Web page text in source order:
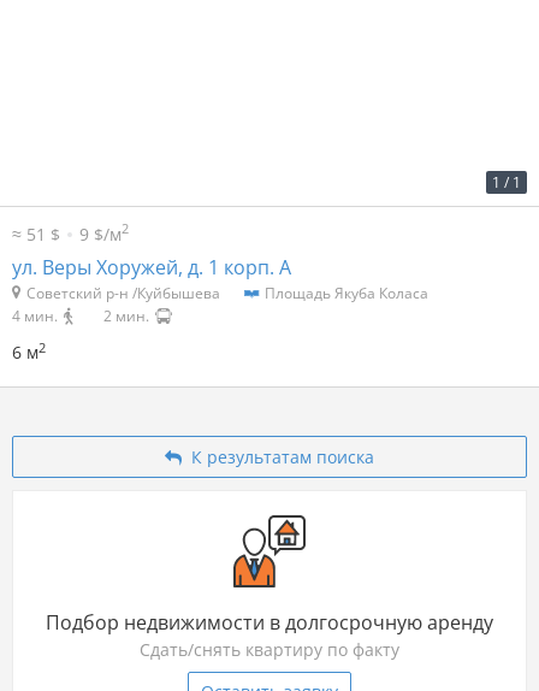
1 / 1
≈ 51 $ 9 $/м2
ул. Веры Хоружей, д. 1 корп. А
Советский р-н /Куйбышева
Площадь Якуба Коласа
4 мин.
2 мин.
6 м2
К результатам поиска
Подбор недвижимости в долгосрочную аренду
Сдать/снять квартиру по факту